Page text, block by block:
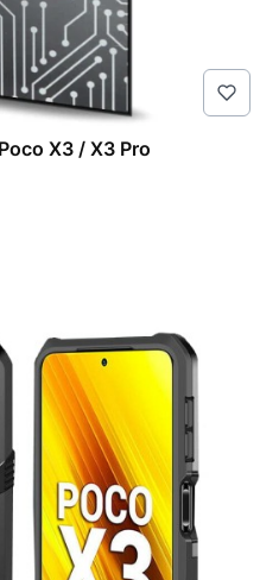
X3 / X3 Pro